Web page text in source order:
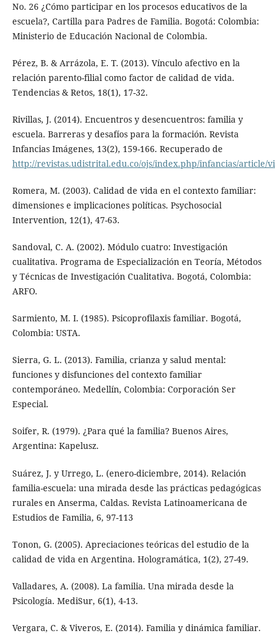
No. 26 ¿Cómo participar en los procesos educativos de la
escuela?, Cartilla para Padres de Familia. Bogotá: Colombia:
Ministerio de Educación Nacional de Colombia.
Pérez, B. & Arrázola, E. T. (2013). Vínculo afectivo en la
relación parento-filial como factor de calidad de vida.
Tendencias & Retos, 18(1), 17-32.
Rivillas, J. (2014). Encuentros y desencuentros: familia y
escuela. Barreras y desafíos para la formación. Revista
Infancias Imágenes, 13(2), 159-166. Recuperado de
http://revistas.udistrital.edu.co/ojs/index.php/infancias/article/
Romera, M. (2003). Calidad de vida en el contexto familiar:
dimensiones e implicaciones políticas. Psychosocial
Intervention, 12(1), 47-63.
Sandoval, C. A. (2002). Módulo cuatro: Investigación
cualitativa. Programa de Especialización en Teoría, Métodos
y Técnicas de Investigación Cualitativa. Bogotá, Colombia:
ARFO.
Sarmiento, M. I. (1985). Psicoprofilaxis familiar. Bogotá,
Colombia: USTA.
Sierra, G. L. (2013). Familia, crianza y salud mental:
funciones y disfunciones del contexto familiar
contemporáneo. Medellín, Colombia: Corporación Ser
Especial.
Soifer, R. (1979). ¿Para qué la familia? Buenos Aires,
Argentina: Kapelusz.
Suárez, J. y Urrego, L. (enero-diciembre, 2014). Relación
familia-escuela: una mirada desde las prácticas pedagógicas
rurales en Anserma, Caldas. Revista Latinoamericana de
Estudios de Familia, 6, 97-113
Tonon, G. (2005). Apreciaciones teóricas del estudio de la
calidad de vida en Argentina. Hologramática, 1(2), 27-49.
Valladares, A. (2008). La familia. Una mirada desde la
Psicología. MediSur, 6(1), 4-13.
Vergara, C. & Viveros, E. (2014). Familia y dinámica familiar.